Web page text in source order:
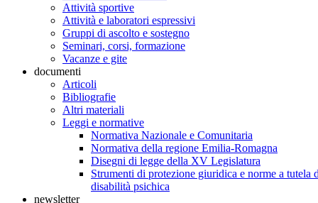
Attività sportive
Attività e laboratori espressivi
Gruppi di ascolto e sostegno
Seminari, corsi, formazione
Vacanze e gite
documenti
Articoli
Bibliografie
Altri materiali
Leggi e normative
Normativa Nazionale e Comunitaria
Normativa della regione Emilia-Romagna
Disegni di legge della XV Legislatura
Strumenti di protezione giuridica e norme a tutela
disabilità psichica
newsletter